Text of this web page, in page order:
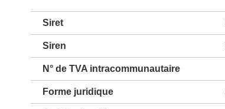
Siret
Siren
N° de TVA intracommunautaire
Forme juridique